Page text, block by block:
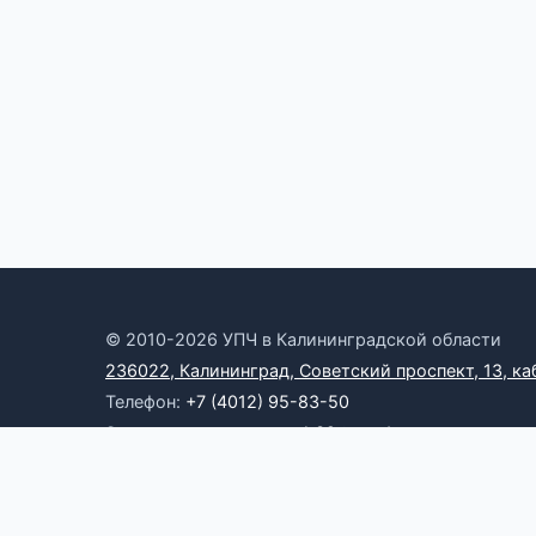
© 2010-2026 УПЧ в Калининградской области
236022, Калининград, Советский проспект, 13,
Телефон: +7 (4012) 95-83-50
Электронная почта:omb39@yandex.ru